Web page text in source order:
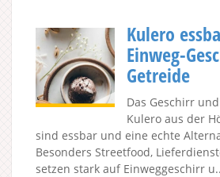
Kulero
Einweg-
Getreide
Das Geschirr
Kulero aus der
sind essbar und eine echte
Besonders Streetfood,
setzen stark auf Einweggeschirr